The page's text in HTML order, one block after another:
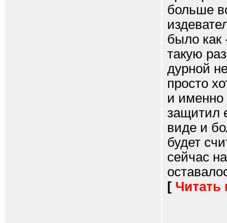
больше
было как
такую
дурной
просто
и именно
защитил
виде и
будет
сейчас
[ Читать